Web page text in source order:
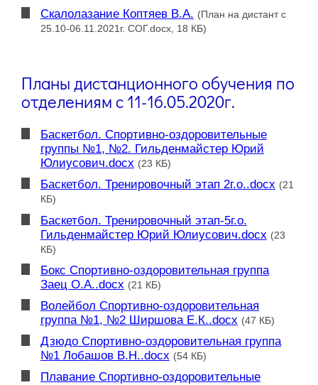
Скалолазание Коптяев В.А. (План на дистант с
25.10-06.11.2021г. СОГ.docx, 18 КБ)
Планы дистанционного обучения по
отделениям с 11-16.05.2020г.
Баскетбол. Спортивно-оздоровительные
группы №1, №2. Гильденмайстер Юрий
Юлиусович.docx (23 КБ)
Баскетбол. Тренировочный этап 2г.о..docx (21
КБ)
Баскетбол. Тренировочный этап-5г.о.
Гильденмайстер Юрий Юлиусович.docx (23
КБ)
Бокс Спортивно-оздоровительная группа
Заец О.А..docx (21 КБ)
Волейбол Спортивно-оздоровительная
группа №1, №2 Ширшова Е.К..docx (47 КБ)
Дзюдо Спортивно-оздоровительная группа
№1 Лобашов В.Н..docx (54 КБ)
Плавание Спортивно-оздоровительные